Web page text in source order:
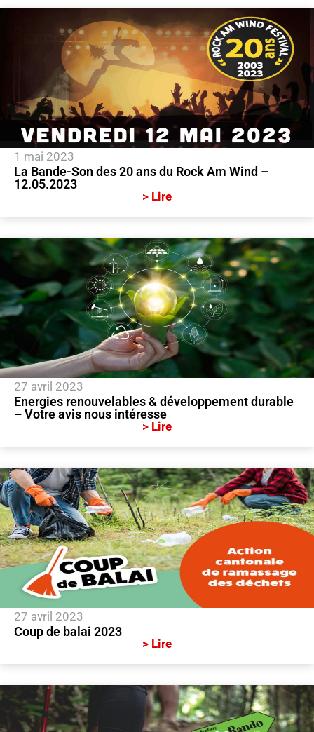
1 mai 2023
La Bande-Son des 20 ans du Rock Am Wind –
12.05.2023
> Lire
27 avril 2023
Energies renouvelables & développement durable
– Votre avis nous intéresse
> Lire
27 avril 2023
Coup de balai 2023
> Lire